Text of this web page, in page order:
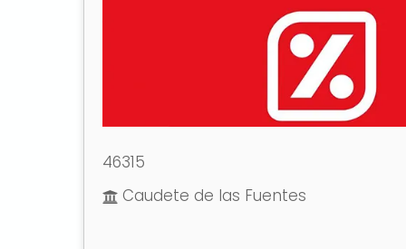
46315
Caudete de las Fuentes